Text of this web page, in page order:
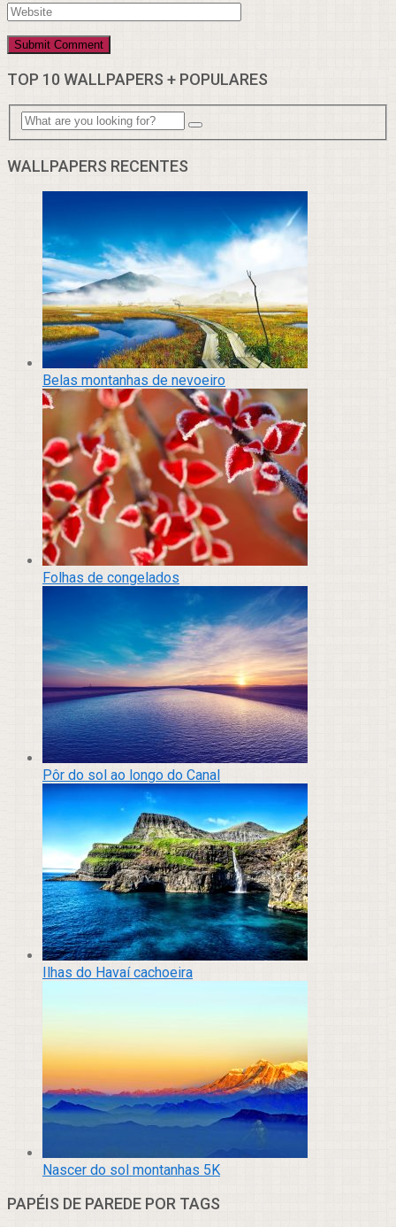
TOP 10 WALLPAPERS + POPULARES
WALLPAPERS RECENTES
Belas montanhas de nevoeiro
Folhas de congelados
Pôr do sol ao longo do Canal
Ilhas do Havaí cachoeira
Nascer do sol montanhas 5K
PAPÉIS DE PAREDE POR TAGS